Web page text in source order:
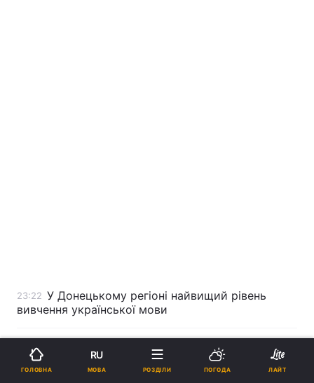
23:22 У Донецькому регіоні найвищий рівень
вивчення української мови
23:03
Володимир Огризко висловив подяку
Франції
ГОЛОВНА
RU
МОВА РОЗДІЛИ ПОГОДА ЛАЙТ